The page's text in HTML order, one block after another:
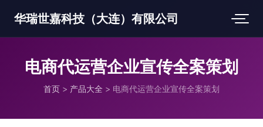
华瑞世嘉科技（大连）有限公司
电商代运营企业宣传全案策划
首页 > 产品大全 > 电商代运营企业宣传全案策划